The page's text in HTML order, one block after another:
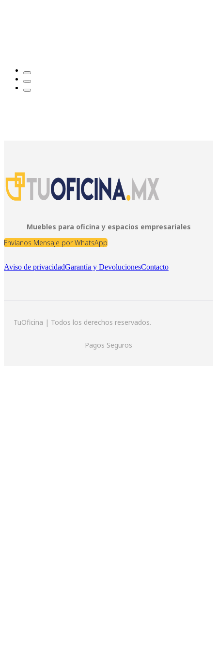
Muebles para oficina y espacios empresariales
Envíanos Mensaje por WhatsApp
Aviso de privacidadGarantía y DevolucionesContacto
TuOficina | Todos los derechos reservados.
Pagos Seguros